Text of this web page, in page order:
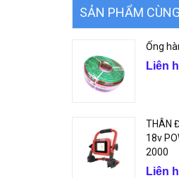
SẢN PHẨM
Ống
Liên
THÂN
18v
2000
Liên